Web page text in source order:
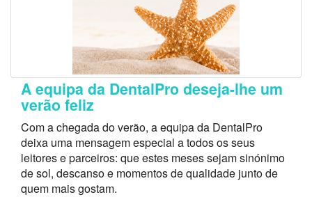
A equipa da DentalPro deseja-lhe um
verão feliz
Com a chegada do verão, a equipa da DentalPro
deixa uma mensagem especial a todos os seus
leitores e parceiros: que estes meses sejam sinónimo
de sol, descanso e momentos de qualidade junto de
quem mais gostam.